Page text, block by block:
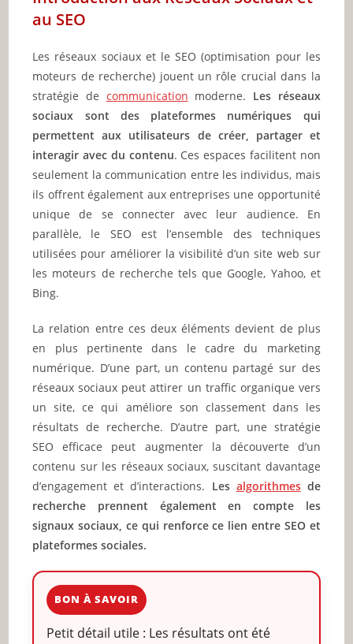
au SEO
Les réseaux sociaux et le SEO (optimisation pour les
moteurs de recherche) jouent un rôle crucial dans la
stratégie de communication moderne. Les réseaux
sociaux sont des plateformes numériques qui
permettent aux utilisateurs de créer, partager et
interagir avec du contenu. Ces espaces facilitent non
seulement la communication entre les individus, mais
ils offrent également aux entreprises une opportunité
unique de se connecter avec leur audience. En
parallèle, le SEO est l’ensemble des techniques
utilisées pour améliorer la visibilité d’un site web sur
les moteurs de recherche tels que Google, Yahoo, et
Bing.
La relation entre ces deux éléments devient de plus
en plus pertinente dans le cadre du marketing
numérique. D’une part, un contenu partagé sur des
réseaux sociaux peut attirer un traffic organique vers
un site, ce qui améliore son classement dans les
résultats de recherche. D’autre part, une stratégie
SEO efficace peut augmenter la découverte d’un
contenu sur les réseaux sociaux, suscitant davantage
d’engagement et d’interactions. Les algorithmesde
recherche prennent également en compte les
signaux sociaux, ce qui renforce ce lien entre SEO et
plateformes sociales.
BON À SAVOIR
Petit détail utile : Les résultats ont été